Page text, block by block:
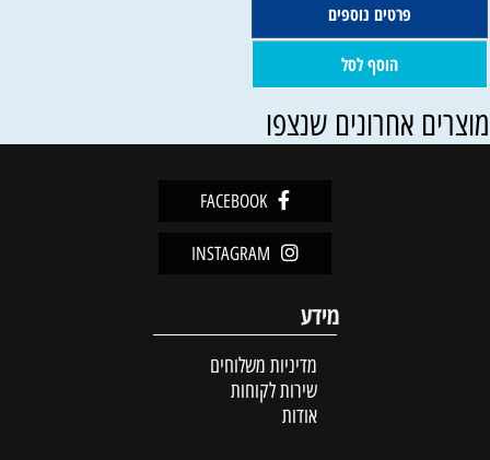
פרטים נוספים
הוסף לסל
אחרונים שנצפו
FACEBOOK
INSTAGRAM
מידע
מדיניות משלוחים
שירות לקוחות
אודות